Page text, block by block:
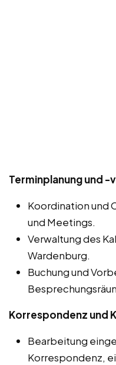
Terminplanung und -
Koordination und
und Meetings.
Verwaltung des
Wardenburg.
Buchung und
Korrespondenz und
Bearbeitung
Korrespondenz,